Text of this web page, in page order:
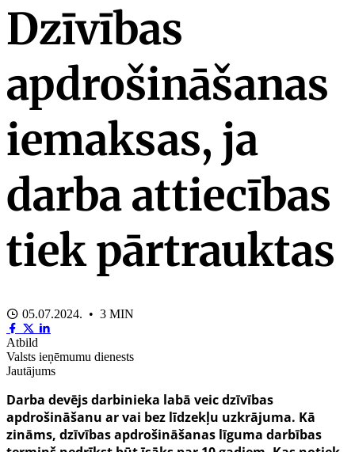
Dzīvības
apdrošināšanas
iemaksas, ja
darba attiecības
tiek pārtrauktas
05.07.2024. • 3 MIN
Atbild
Valsts ieņēmumu dienests
Jautājums
Darba devējs darbinieka labā veic dzīvības
apdrošināšanu ar vai bez līdzekļu uzkrājuma. Kā
zināms, dzīvības apdrošināšanas līguma darbības